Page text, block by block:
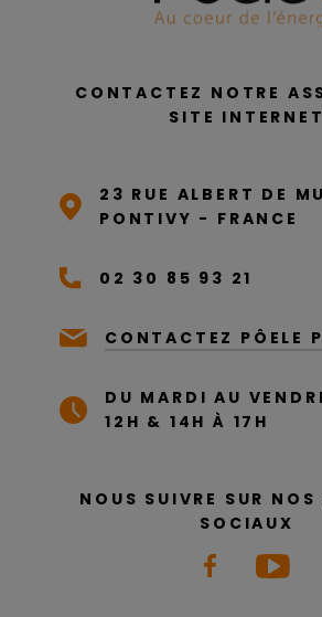
CONTACTEZ NOTRE
SITE INTERNET
23 RUE ALBERT DE
PONTIVY - FRANCE
02 30 85 93 21
CONTACTEZ PÔELE
DU MARDI AU
12H & 14H À 17H
NOUS SUIVRE SUR NOS
SOCIAUX